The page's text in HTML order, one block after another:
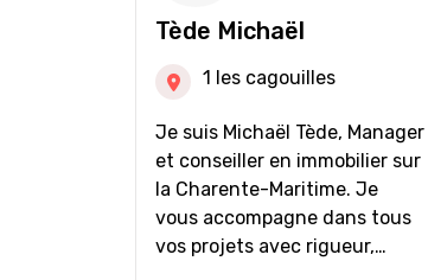
auprès de partenaires
financiers Portefeuille de
clients acquéreurs travaillé et
Vente en partage grâce au
réseau Iad France et Iad
Deutschland Inter agence
Tède Michaël
1 les cagouilles
Je suis Michaël Tède, Manager
et conseiller en immobilier sur
la Charente-Maritime. Je
vous accompagne dans tous
vos projets avec rigueur,